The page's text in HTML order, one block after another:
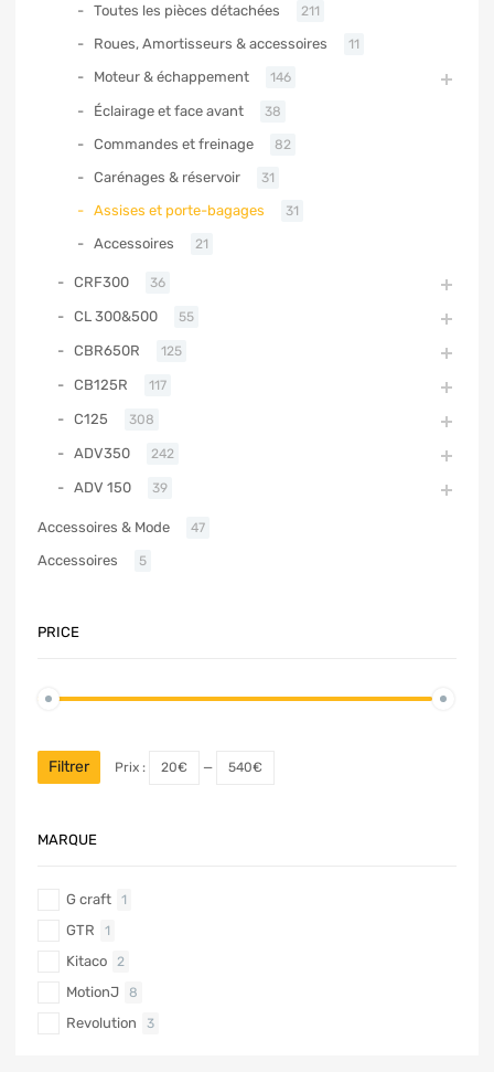
Toutes les pièces détachées 211
Roues, Amortisseurs & accessoires 11
Moteur & échappement 146
Éclairage et face avant 38
Commandes et freinage 82
Carénages & réservoir 31
Assises et porte-bagages 31
Accessoires 21
CRF300 36
CL 300&500 55
CBR650R 125
CB125R 117
C125 308
ADV350 242
ADV 150 39
Accessoires & Mode 47
Accessoires 5
PRICE
Filtrer Prix : 20€ — 540€
MARQUE
G craft 1
GTR 1
Kitaco 2
MotionJ 8
Revolution 3